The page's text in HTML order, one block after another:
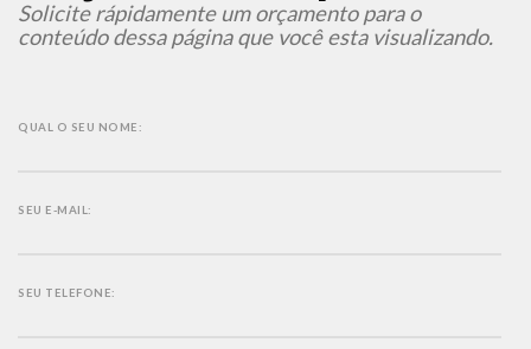
Solicite rápidamente um orçamento para o
conteúdo dessa página que você esta visualizando.
QUAL O SEU NOME:
SEU E-MAIL:
SEU TELEFONE: